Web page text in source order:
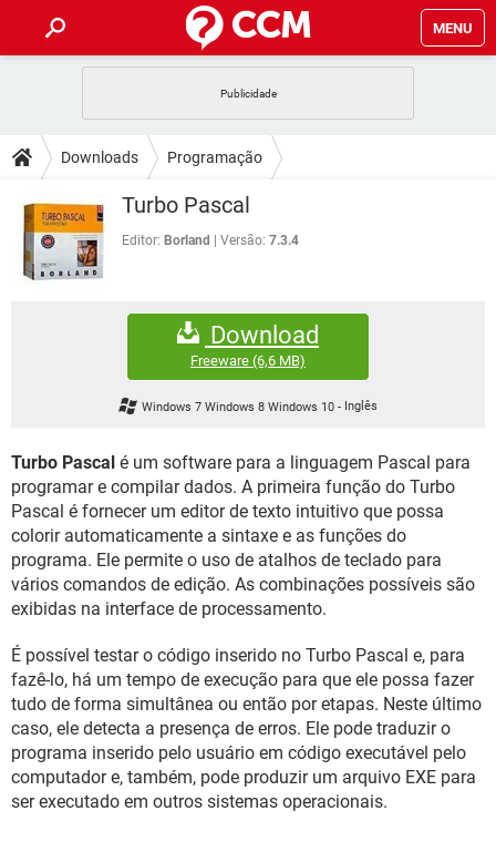
MENU
CELULAR FACEBOOK
OUTLOOK
INSTAGRAM GMAIL
GUIA DE COMPRAS
DICAS
JOGOS WHATSAPP
CELULAR
OUTLOOK
DOWNLOADS
JOGOS WHATSAPP
CELULAR
EXCEL
GMAIL
FÓRUM
FACEBOOK
EXCEL
GMAIL
WHATSAPP
INSTAGRAM GMAIL
GUIA DE COMPRAS
Downloads Programação
Turbo Pascal
Editor: Borland Versão: 7.3.4
Download
Freeware (6,6 MB)
Windows 7 Windows 8 Windows 10 - Inglês
Turbo Pascal é um software para a linguagem Pascal para
programar e compilar dados. A primeira função do Turbo
Pascal é fornecer um editor de texto intuitivo que possa
colorir automaticamente a sintaxe e as funções do
programa. Ele permite o uso de atalhos de teclado para
vários comandos de edição. As combinações possíveis são
exibidas na interface de processamento.
É possível testar o código inserido no Turbo Pascal e, para
fazê-lo, há um tempo de execução para que ele possa fazer
tudo de forma simultânea ou então por etapas. Neste último
caso, ele detecta a presença de erros. Ele pode traduzir o
programa inserido pelo usuário em código executável pelo
computador e, também, pode produzir um arquivo EXE para
ser executado em outros sistemas operacionais.